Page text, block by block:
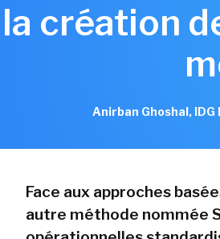
création
Anirban Ghoshal, IDG
Face aux approches
autre méthode nommée